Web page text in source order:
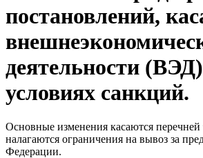
постановлений,
деятельности
условиях санкций.
Основные изменения касаются перечней
налагаются ограничения на вывоз за
Федерации.